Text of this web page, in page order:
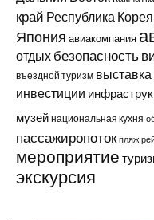
край Республика Корея
Япония авиакомпания
отдых безопасность
въездной туризм выставка
инвестиции
музей национальная кухня
пассажиропоток пляж
мероприятие
экскурсия